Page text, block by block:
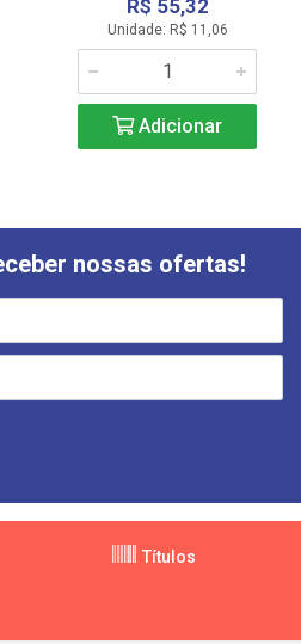
R$ 55,32
Unidade: R$ 11,06
Adicionar
nossas ofertas!
Títulos